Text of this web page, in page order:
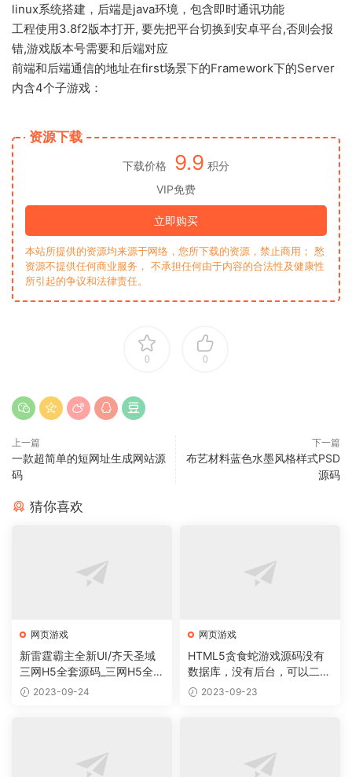
linux系统搭建，后端是java环境，包含即时通讯功能
工程使用3.8f2版本打开, 要先把平台切换到安卓平台,否则会报
错,游戏版本号需要和后端对应
前端和后端通信的地址在first场景下的Framework下的Server
内含4个子游戏：
资源下载
下载价格 9.9 积分
VIP免费
立即购买
本站所提供的资源均来源于网络，您所下载的资源，禁止商用； 愁
资源不提供任何商业服务， 不承担任何由于内容的合法性及健康性
所引起的争议和法律责任。
0 0
上一篇
一款超简单的短网址生成网站源
码
下一篇
布艺材料蓝色水墨风格样式PSD
源码
猜你喜欢
网页游戏
新雷霆霸主全新UI/齐天圣域
三网H5全套源码_三网H5全网
通雷霆传奇手游_服务端_前端
2023-09-24
网页游戏
HTML5贪食蛇游戏源码没有
数据库，没有后台，可以二开
的HTML源码
2023-09-23